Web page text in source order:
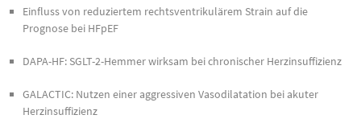
Einfluss von reduziertem rechtsventrikulärem Strain auf die
Prognose bei HFpEF
DAPA-HF: SGLT-2-Hemmer wirksam bei chronischer Herzinsuffizienz
GALACTIC: Nutzen einer aggressiven Vasodilatation bei akuter
Herzinsuffizienz